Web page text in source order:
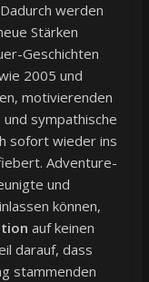
werden
Stärken
Geschichten
2005 und
motivierenden
sympathische
sofort wieder ins
Adventure-
und
können,
auf keinen
darauf, dass
stammenden